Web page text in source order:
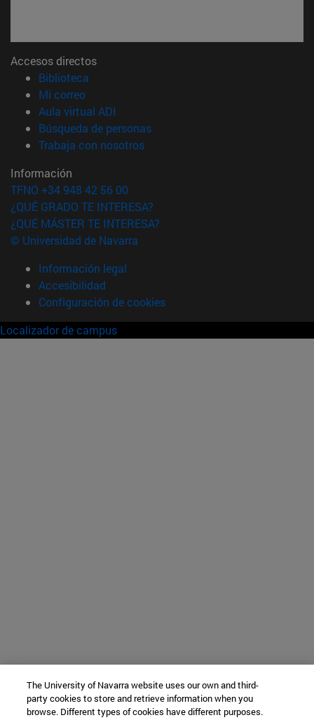
Accesos directos
Biblioteca
Mi correo(abre en nueva ventana)
Aula virtual ADI
Búsqueda de personas(abre en nueva ventana)
Trabaja con nosotros(abre en nueva ventana)
Información
TFNO +34 948 42 56 00
¿QUÉ GRADO TE INTERESA?
¿QUÉ MÁSTER TE INTERESA?
© Universidad de Navarra
Información legal
Accesibilidad
Configuración de cookies
Localizador de campus
The University of Navarra website uses our own and third-
party cookies to store and retrieve information when you
browse. Different types of cookies have different purposes.